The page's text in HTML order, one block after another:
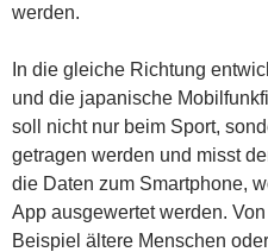
werden.
In die gleiche Richtung
und die japanische
soll nicht nur beim Sport,
getragen werden und misst
die Daten zum Smartphone,
App ausgewertet werden.
Beispiel ältere Menschen